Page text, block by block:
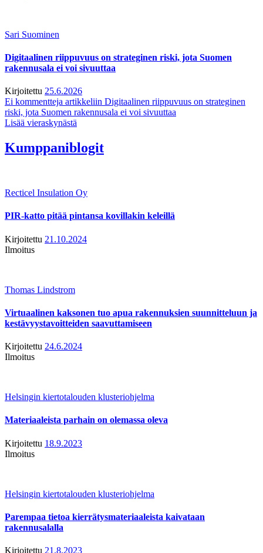
Sari Suominen
Digitaalinen riippuvuus on strateginen riski, jota Suomen
rakennusala ei voi sivuuttaa
Kirjoitettu 25.6.2026
Ei kommentteja artikkeliin Digitaalinen riippuvuus on strateginen
riski, jota Suomen rakennusala ei voi sivuuttaa
Lisää vieraskynästä
Kumppaniblogit
Recticel Insulation Oy
PIR-katto pitää pintansa kovillakin keleillä
Kirjoitettu 21.10.2024
Ilmoitus
Thomas Lindstrom
Virtuaalinen kaksonen tuo apua rakennuksien suunnitteluun ja
kestävyystavoitteiden saavuttamiseen
Kirjoitettu 24.6.2024
Ilmoitus
Helsingin kiertotalouden klusteriohjelma
Materiaaleista parhain on olemassa oleva
Kirjoitettu 18.9.2023
Ilmoitus
Helsingin kiertotalouden klusteriohjelma
Parempaa tietoa kierrätysmateriaaleista kaivataan
rakennusalalla
Kirjoitettu 21.8.2023